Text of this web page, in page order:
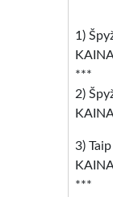
1)
***
2)
3)
***